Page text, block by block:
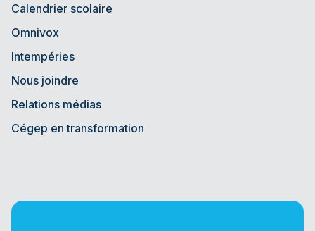
Calendrier scolaire
Omnivox
Intempéries
Nous joindre
Relations médias
Cégep en transformation